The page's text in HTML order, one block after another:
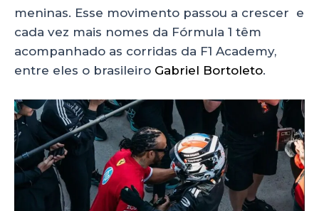
meninas. Esse movimento passou a crescer e
cada vez mais nomes da Fórmula 1 têm
acompanhado as corridas da F1 Academy,
entre eles o brasileiro Gabriel Bortoleto.